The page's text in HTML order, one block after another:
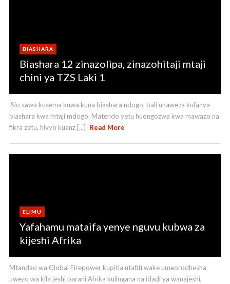
BIASHARA
Biashara 12 zinazolipa, zinazohitaji mtaji
chini ya TZS Laki 1
Sio sawa kusema kuwa kuna biashara ndogo, bali unaweza kufanya
biashara kwa mtaji mdogo. Matendo yetu huongozwa kwa mawazo na
fikra zetu, hivyo kuanz [...]
Read More
ELIMU
Yafahamu mataifa yenye nguvu kubwa za
kijeshi Afrika
Mtandao wa Global Firepower kupitia utafiti wake umeorodhesha
uwezo wa kila jeshi barani Afrika kulingana na idadi ya wanajeshi,